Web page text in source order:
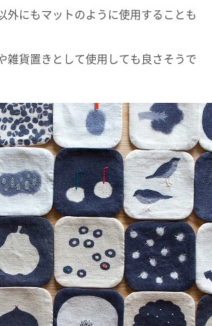
外にもマットのように使用することも
雑貨置きとして使用しても良さそうで